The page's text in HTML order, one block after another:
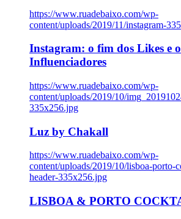
https://www.ruadebaixo.com/wp-
content/uploads/2019/11/instagram-
Instagram: o fim dos Likes e
Influenciadores
https://www.ruadebaixo.com/wp-
content/uploads/2019/10/
335x256.jpg
Luz by Chakall
https://www.ruadebaixo.com/wp-
content/uploads/2019/10/lisboa-porto-
header-335x256.jpg
LISBOA & PORTO